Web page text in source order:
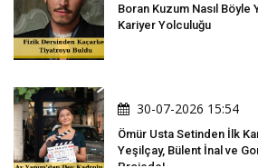
Boran Kuzum Nasıl Böyle
Kariyer Yolculuğu
30-07-2026 15:54
Ömür Usta Setinden İlk
Yeşilçay, Bülent İnal ve